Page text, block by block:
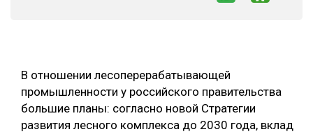
В отношении лесоперерабатывающей
промышленности у российского правительства
большие планы: согласно новой Стратегии
развития лесного комплекса до 2030 года, вклад